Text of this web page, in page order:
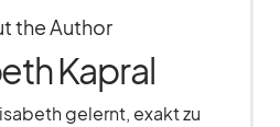
the Author
Kapral
gelernt, exakt zu